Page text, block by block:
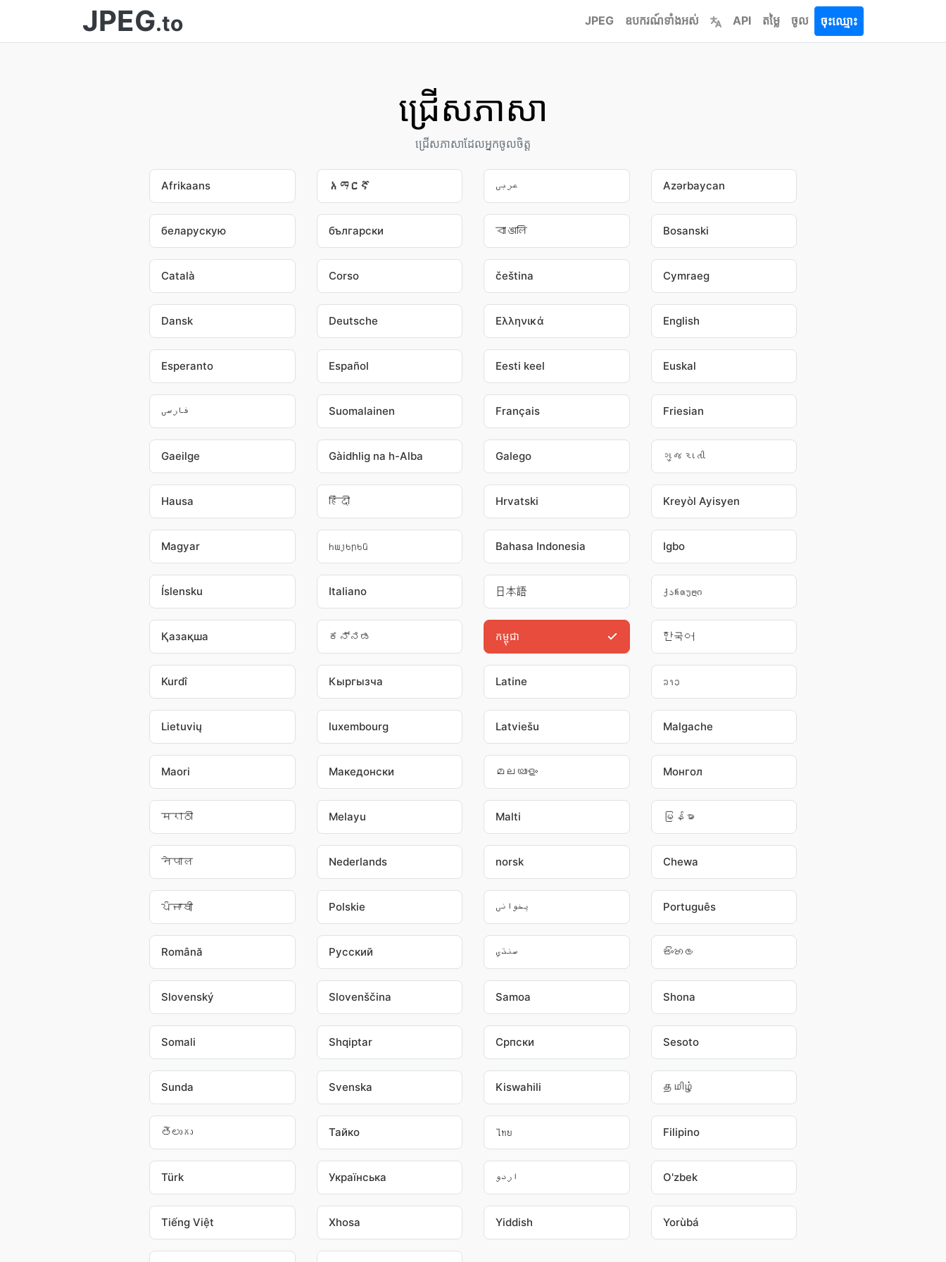
JPEG.to JPEG ឧបករណ៍ទាំងអស់ API តម្លៃ ចូល ចុះឈ្មោះ
ជ្រើស​ភាសា
ជ្រើស​ភាសា​ដែល​អ្នក​ចូលចិត្ត
Afrikaans አማርኛ عربى Azərbaycan
беларускую български বাঙালি Bosanski
Català Corso čeština Cymraeg
Dansk Deutsche Ελληνικά English
Esperanto Español Eesti keel Euskal
فارسی Suomalainen Français Friesian
Gaeilge Gàidhlig na h-Alba Galego ગુજરાતી
Hausa हिंदी Hrvatski Kreyòl Ayisyen
Magyar հայերեն Bahasa Indonesia Igbo
Íslensku Italiano 日本語 ქართული
Қазақша ಕನ್ನಡ កម្ពុជា 한국어
Kurdî Кыргызча Latine ລາວ
Lietuvių luxembourg Latviešu Malgache
Maori Македонски മലയാളം Монгол
मराठी Melayu Malti မြန်မာ
नेपाल Nederlands norsk Chewa
ਪੰਜਾਬੀ Polskie پخوانی Português
Română Pусский سنڌي සිංහල
Slovenský Slovenščina Samoa Shona
Somali Shqiptar Српски Sesoto
Sunda Svenska Kiswahili தமிழ்
తెలుగు Тайко ไทย Filipino
Türk Українська اردو O'zbek
Tiếng Việt Xhosa Yiddish Yorùbá